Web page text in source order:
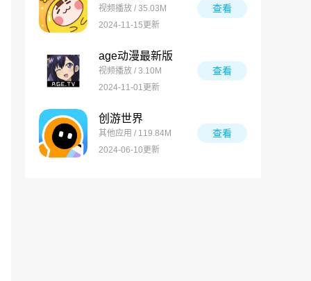
视频播放 / 35.03M
2024-11-15更新
查看
age动漫最新版
视频播放 / 3.10M
2024-11-01更新
查看
创游世界
其他应用 / 119.84M
2024-06-10更新
查看